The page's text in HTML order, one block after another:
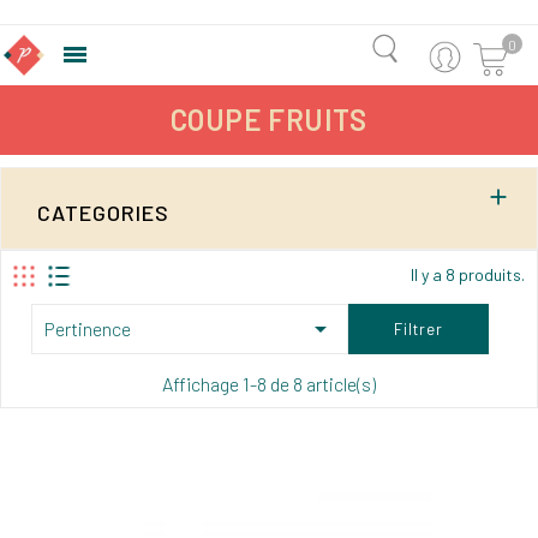
 0
COUPE FRUITS
CATEGORIES

Il y a 8 produits.
Pertinence  Filtrer
Affichage 1-8 de 8 article(s)